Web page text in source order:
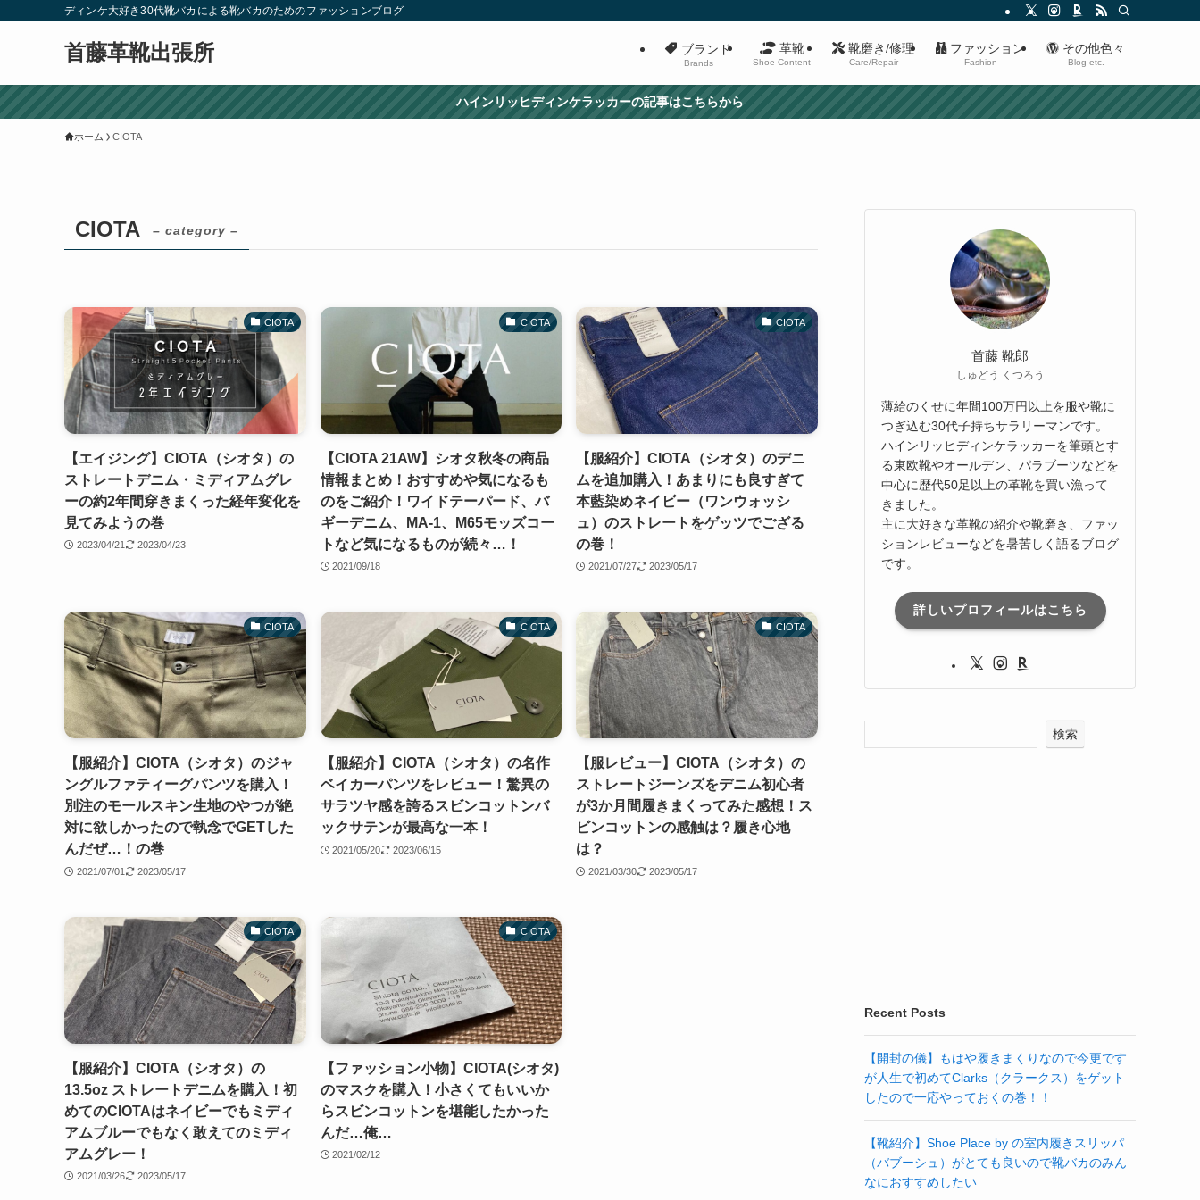
ディンケ大好き30代靴バカによる靴バカのためのファッションブログ
首藤革靴出張所 ブランド
Brands
革靴
Shoe Content
靴磨き/修理
Care/Repair
ファッション
Fashion
その他色々
Blog etc.
ハインリッヒディンケラッカーの記事はこちらから
ホーム CIOTA
CIOTA – category –
CIOTA
【エイジング】CIOTA（シオタ）の
ストレートデニム・ミディアムグレ
ーの約2年間穿きまくった経年変化を
見てみようの巻
2023/04/21 2023/04/23
CIOTA
【CIOTA 21AW】シオタ秋冬の商品
情報まとめ！おすすめや気になるも
のをご紹介！ワイドテーパード、バ
ギーデニム、MA-1、M65モッズコー
トなど気になるものが続々…！
2021/09/18
CIOTA
【服紹介】CIOTA（シオタ）のデニ
ムを追加購入！あまりにも良すぎて
本藍染めネイビー（ワンウォッシ
ュ）のストレートをゲッツでござる
の巻！
2021/07/27 2023/05/17
CIOTA
【服紹介】CIOTA（シオタ）のジャ
ングルファティーグパンツを購入！
別注のモールスキン生地のやつが絶
対に欲しかったので執念でGETした
んだぜ…！の巻
2021/07/01 2023/05/17
CIOTA
【服紹介】CIOTA（シオタ）の名作
ベイカーパンツをレビュー！驚異の
サラツヤ感を誇るスビンコットンバ
ックサテンが最高な一本！
2021/05/20 2023/06/15
CIOTA
【服レビュー】CIOTA（シオタ）の
ストレートジーンズをデニム初心者
が3か月間履きまくってみた感想！ス
ビンコットンの感触は？履き心地
は？
2021/03/30 2023/05/17
CIOTA
【服紹介】CIOTA（シオタ）の
13.5oz ストレートデニムを購入！初
めてのCIOTAはネイビーでもミディ
アムブルーでもなく敢えてのミディ
アムグレー！
2021/03/26 2023/05/17
CIOTA
【ファッション小物】CIOTA(シオタ)
のマスクを購入！小さくてもいいか
らスビンコットンを堪能したかった
んだ…俺…
2021/02/12
首藤 靴郎
しゅどう くつろう
薄給のくせに年間100万円以上を服や靴に
つぎ込む30代子持ちサラリーマンです。
ハインリッヒディンケラッカーを筆頭とす
る東欧靴やオールデン、パラブーツなどを
中心に歴代50足以上の革靴を買い漁って
きました。
主に大好きな革靴の紹介や靴磨き、ファッ
ションレビューなどを暑苦しく語るブログ
です。
詳しいプロフィールはこちら
検索
Recent Posts
【開封の儀】もはや履きまくりなので今更です
が人生で初めてClarks（クラークス）をゲット
したので一応やっておくの巻！！
【靴紹介】Shoe Place by の室内履きスリッパ
（バブーシュ）がとても良いので靴バカのみん
なにおすすめしたい